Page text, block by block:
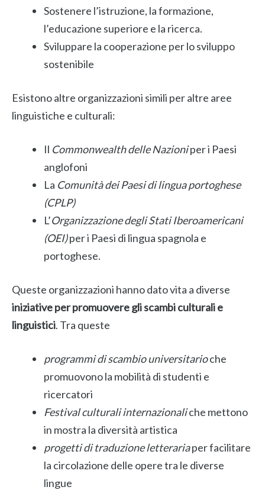
Sostenere l’istruzione, la formazione,
l’educazione superiore e la ricerca.
Sviluppare la cooperazione per lo sviluppo
sostenibile
Esistono altre organizzazioni simili per altre aree
linguistiche e culturali:
Il Commonwealth delle Nazioniper i Paesi
anglofoni
La Comunità dei Paesi di lingua portoghese
(CPLP)
L’Organizzazione degli Stati Iberoamericani
(OEI)per i Paesi di lingua spagnola e
portoghese.
Queste organizzazioni hanno dato vita a diverse
iniziative per promuovere gli scambi culturali e
linguistici. Tra queste
programmi di scambio universitarioche
promuovono la mobilità di studenti e
ricercatori
Festival culturali internazionaliche mettono
in mostra la diversità artistica
progetti di traduzione letterariaper facilitare
la circolazione delle opere tra le diverse
lingue